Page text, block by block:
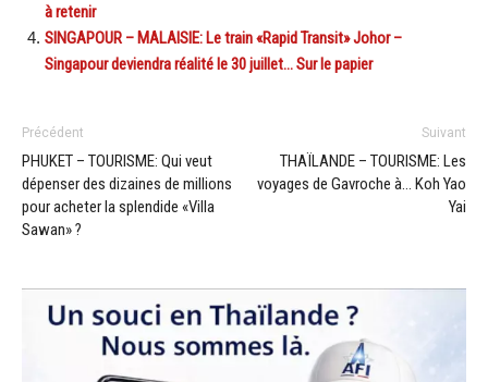
à retenir
SINGAPOUR – MALAISIE: Le train «Rapid Transit» Johor –
Singapour deviendra réalité le 30 juillet… Sur le papier
Précédent
PHUKET – TOURISME: Qui veut
dépenser des dizaines de millions
pour acheter la splendide «Villa
Sawan» ?
Suivant
THAÏLANDE – TOURISME: Les
voyages de Gavroche à… Koh Yao
Yai